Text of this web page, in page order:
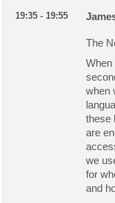
19:35 - 19:55
The
When
when
these
are
we
for
and